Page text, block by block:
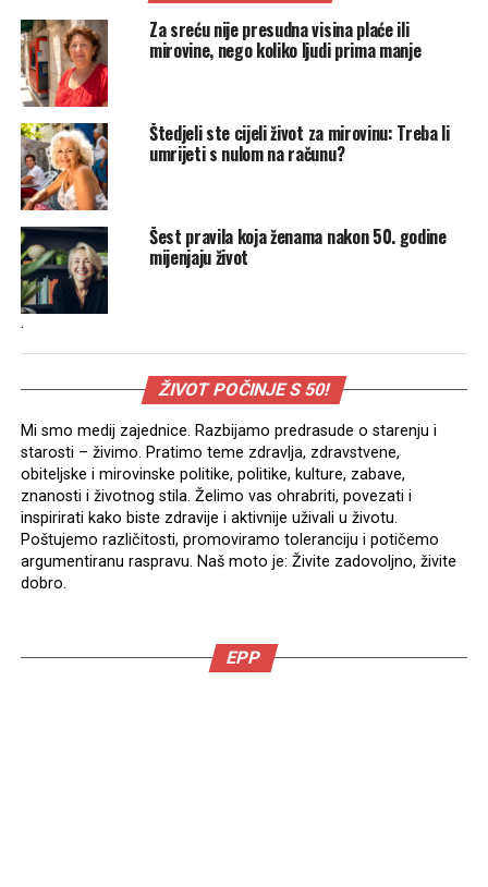
Za sreću nije presudna visina plaće ili
mirovine, nego koliko ljudi prima manje
Štedjeli ste cijeli život za mirovinu: Treba li
umrijeti s nulom na računu?
Šest pravila koja ženama nakon 50. godine
mijenjaju život
.
ŽIVOT POČINJE S 50!
Mi smo medij zajednice. Razbijamo predrasude o starenju i
starosti – živimo. Pratimo teme zdravlja, zdravstvene,
obiteljske i mirovinske politike, politike, kulture, zabave,
znanosti i životnog stila. Želimo vas ohrabriti, povezati i
inspirirati kako biste zdravije i aktivnije uživali u životu.
Poštujemo različitosti, promoviramo toleranciju i potičemo
argumentiranu raspravu. Naš moto je: Živite zadovoljno, živite
dobro.
EPP